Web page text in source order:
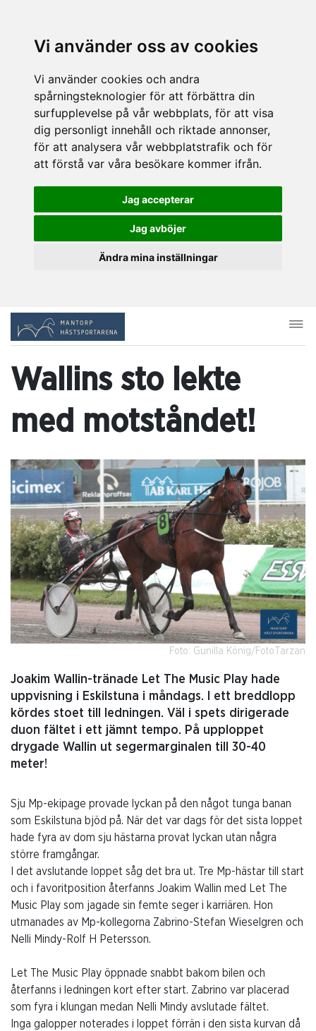
Vi använder oss av cookies
Vi använder cookies och andra
spårningsteknologier för att förbättra din
surfupplevelse på vår webbplats, för att visa
dig personligt innehåll och riktade annonser,
för att analysera vår webbplatstrafik och för
att förstå var våra besökare kommer ifrån.
Jag accepterar
Jag avböjer
Ändra mina inställningar
Foto: Gunilla König/FotoTarzan
Wallins sto lekte
med motståndet!
Joakim Wallin-tränade Let The Music Play hade
uppvisning i Eskilstuna i måndags. I ett breddlopp
kördes stoet till ledningen. Väl i spets dirigerade
duon fältet i ett jämnt tempo. På upploppet
drygade Wallin ut segermarginalen till 30-40
meter!
Sju Mp-ekipage provade lyckan på den något tunga banan
som Eskilstuna bjöd på. När det var dags för det sista loppet
hade fyra av dom sju hästarna provat lyckan utan några
större framgångar.
I det avslutande loppet såg det bra ut. Tre Mp-hästar till start
och i favoritposition återfanns Joakim Wallin med Let The
Music Play som jagade sin femte seger i karriären. Hon
utmanades av Mp-kollegorna Zabrino-Stefan Wieselgren och
Nelli Mindy-Rolf H Petersson.
Let The Music Play öppnade snabbt bakom bilen och
återfanns i ledningen kort efter start. Zabrino var placerad
som fyra i klungan medan Nelli Mindy avslutade fältet.
Inga galopper noterades i loppet förrän i den sista kurvan då